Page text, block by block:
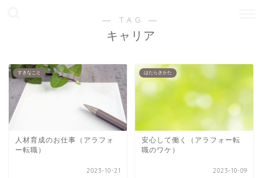
― TAG ―
キャリア
すきなこと
人材育成のお仕事（アラフォ
ー転職）
2023-10-21
はたらきかた
安心して働く（アラフォー転
職のワケ）
2023-10-09